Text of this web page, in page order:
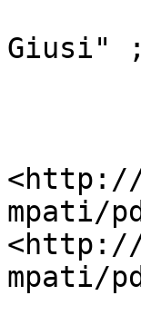
Giusi" ;
<http://
mpati/
<http://
mpati/